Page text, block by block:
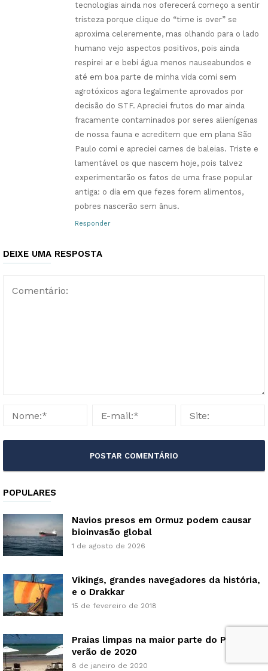
tecnologias ainda nos oferecerá começo a sentir
tristeza porque clique do “time is over” se
aproxima celeremente, mas olhando para o lado
humano vejo aspectos positivos, pois ainda
respirei ar e bebi água menos nauseabundos e
até em boa parte de minha vida comi sem
agrotóxicos agora legalmente aprovados por
decisão do STF. Apreciei frutos do mar ainda
fracamente contaminados por seres alienígenas
de nossa fauna e acreditem que em plana São
Paulo comi e apreciei carnes de baleias. Triste e
lamentável os que nascem hoje, pois talvez
experimentarão os fatos de uma frase popular
antiga: o dia em que fezes forem alimentos,
pobres nascerão sem ânus.
Responder
DEIXE UMA RESPOSTA
POPULARES
Navios presos em Ormuz podem causar
bioinvasão global
1 de agosto de 2026
Vikings, grandes navegadores da história,
e o Drakkar
15 de fevereiro de 2018
Praias limpas na maior parte do País no
verão de 2020
8 de janeiro de 2020